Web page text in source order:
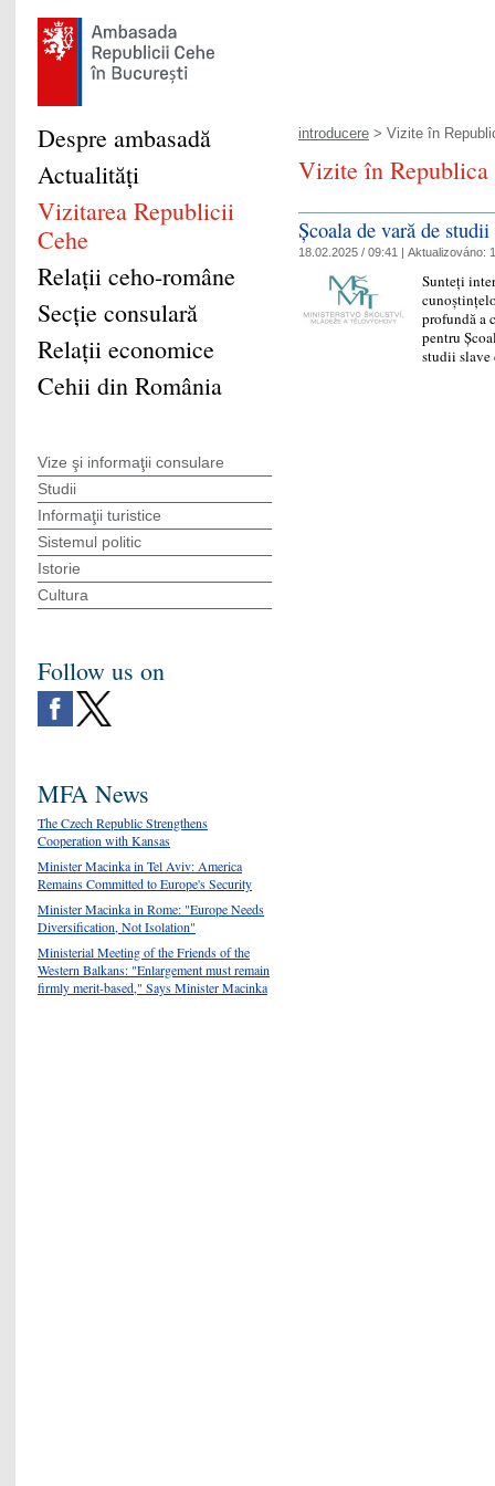
introducere > Vizite în
Vizite în Republica
Școala de vară de studii
18.02.2025 / 09:41 | Aktualizováno:
Sunteți
profundă a
pentru
studii
Despre ambasadă
Actualităţi
Vizitarea Republicii
Cehe
Relaţii ceho-române
Secţie consulară
Relaţii economice
Cehii din România
Vize şi informaţii consulare
Studii
Informaţii turistice
Sistemul politic
Istorie
Cultura
Follow us on
MFA News
The Czech Republic Strengthens
Cooperation with Kansas
Minister Macinka in Tel Aviv: America
Remains Committed to Europe's Security
Minister Macinka in Rome: "Europe Needs
Diversification, Not Isolation"
Ministerial Meeting of the Friends of the
Western Balkans: "Enlargement must remain
firmly merit-based," Says Minister Macinka